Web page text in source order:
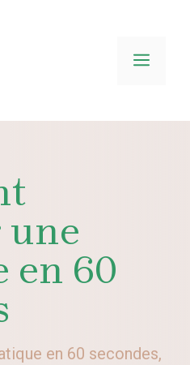
une
en 60
en 60 secondes,